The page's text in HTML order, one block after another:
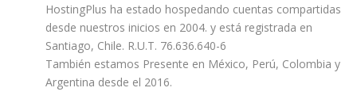
HostingPlus ha estado hospedando cuentas compartidas
desde nuestros inicios en 2004. y está registrada en
Santiago, Chile. R.U.T. 76.636.640-6
También estamos Presente en México, Perú, Colombia y
Argentina desde el 2016.